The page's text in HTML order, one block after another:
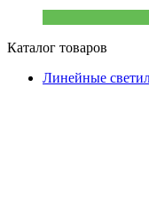
Каталог товаров
Линейные